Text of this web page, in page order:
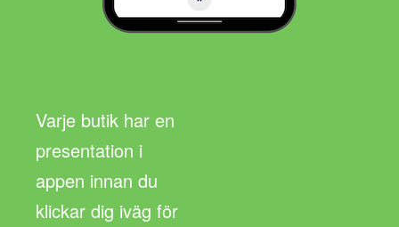
Varje butik har en
presentation i
appen innan du
klickar dig iväg för